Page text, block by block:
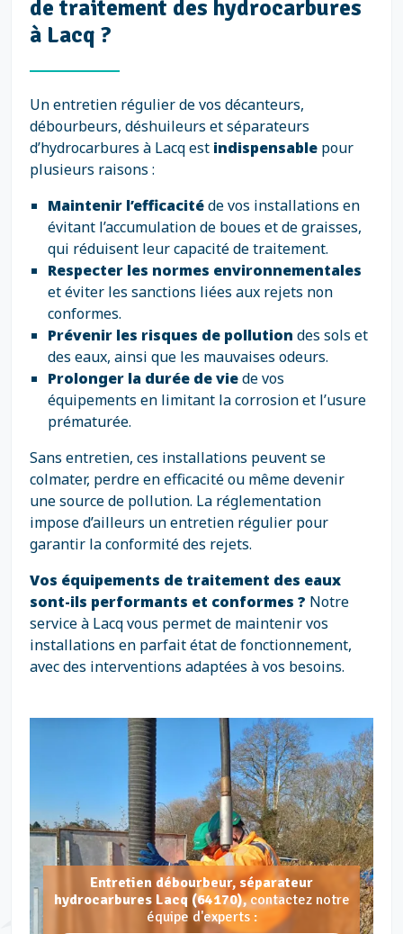
de traitement des hydrocarbures
à Lacq ?
Un entretien régulier de vos décanteurs,
débourbeurs, déshuileurs et séparateurs
d’hydrocarbures à Lacq est indispensable pour
plusieurs raisons :
Maintenir l’efficacitéde vos installations en
évitant l’accumulation de boues et de graisses,
qui réduisent leur capacité de traitement.
Respecter les normes environnementales
et éviter les sanctions liées aux rejets non
conformes.
Prévenir les risques de pollution des sols et
des eaux, ainsi que les mauvaises odeurs.
Prolonger la durée de viede vos
équipements en limitant la corrosion et l’usure
prématurée.
Sans entretien, ces installations peuvent se
colmater, perdre en efficacité ou même devenir
une source de pollution. La réglementation
impose d’ailleurs un entretien régulier pour
garantir la conformité des rejets.
Vos équipements de traitement des eaux
sont-ils performants et conformes ? Notre
service à Lacq vous permet de maintenir vos
installations en parfait état de fonctionnement,
avec des interventions adaptées à vos besoins.
Entretien débourbeur, séparateur
hydrocarbures Lacq (64170),contactez notre
équipe d'experts :